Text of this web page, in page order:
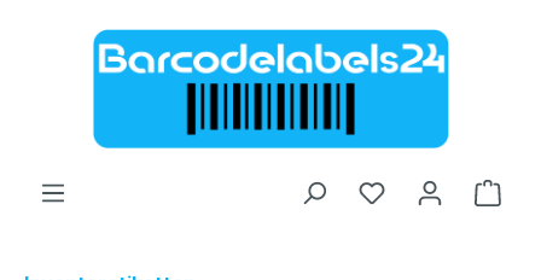
Zum Hauptinhalt springen